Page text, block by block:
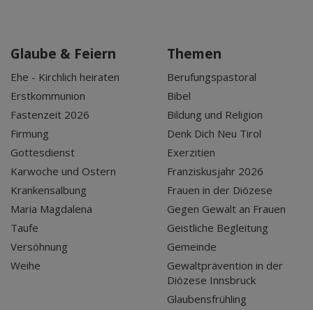
Glaube & Feiern
Ehe - Kirchlich heiraten
Erstkommunion
Fastenzeit 2026
Firmung
Gottesdienst
Karwoche und Ostern
Krankensalbung
Maria Magdalena
Taufe
Versöhnung
Weihe
Themen
Berufungspastoral
Bibel
Bildung und Religion
Denk Dich Neu Tirol
Exerzitien
Franziskusjahr 2026
Frauen in der Diözese
Gegen Gewalt an Frauen
Geistliche Begleitung
Gemeinde
Gewaltprävention in der
Diözese Innsbruck
Glaubensfrühling